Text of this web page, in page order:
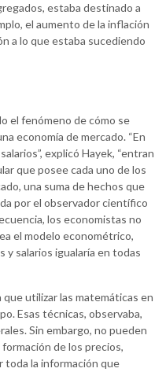
estaba destinado a
el aumento de la inflación
a lo que estaba sucediendo
el fenómeno de cómo se
economía de mercado. “En
explicó Hayek, “entran
que posee cada uno de los
una suma de hechos que
por el observador científico
los economistas no
el modelo econométrico,
y salarios igualaría en todas
utilizar las matemáticas en
Esas técnicas, observaba,
Sin embargo, no pueden
de los precios,
toda la información que